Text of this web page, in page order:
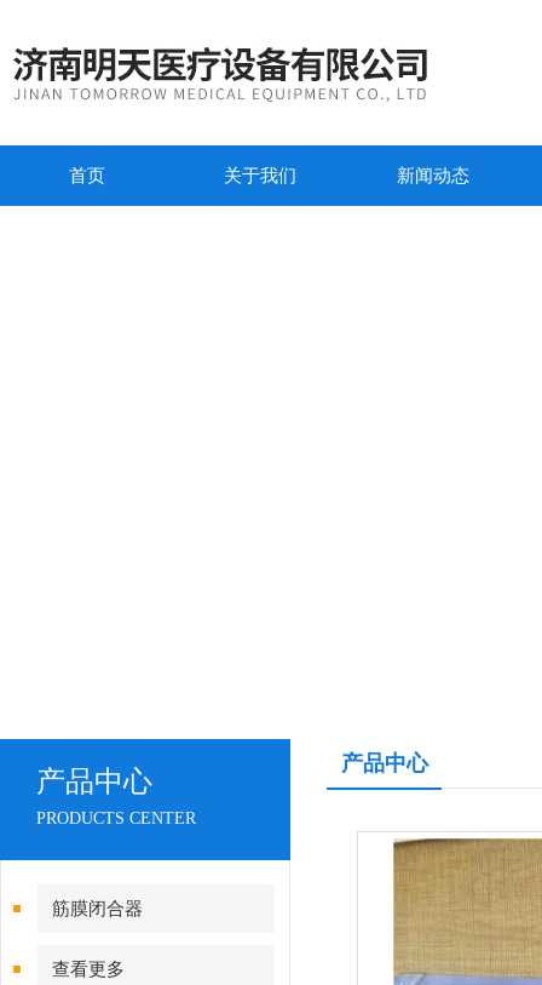
首页 关于我们 新闻动态
产品中心
PRODUCTS CENTER
筋膜闭合器
查看更多
产品中心